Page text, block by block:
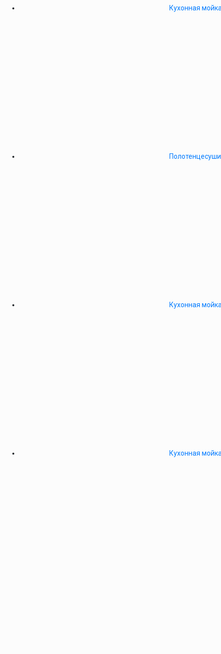
Кухонная
Кухонная
Кухонная